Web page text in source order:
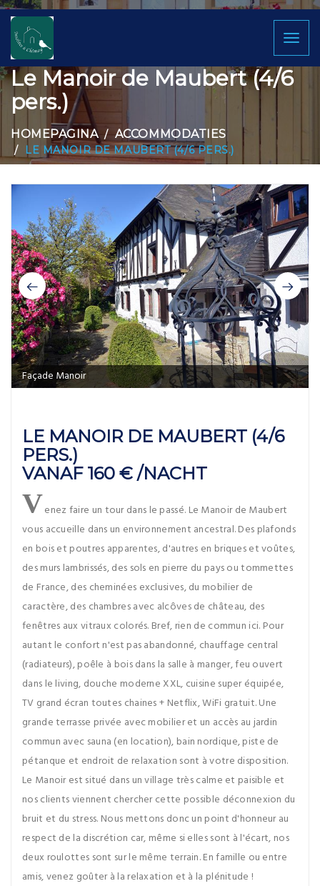
Le Manoir de Maubert (4/6
pers.)
HOMEPAGINA ACCOMMODATIES
LE MANOIR DE MAUBERT (4/6 PERS.)
Façade Manoir
LE MANOIR DE MAUBERT (4/6
PERS.)
VANAF 160 € /NACHT
Venez faire un tour dans le passé. Le Manoir de Maubert
vous accueille dans un environnement ancestral. Des plafonds
en bois et poutres apparentes, d'autres en briques et voûtes,
des murs lambrissés, des sols en pierre du pays ou tommettes
de France, des cheminées exclusives, du mobilier de
caractère, des chambres avec alcôves de château, des
fenêtres aux vitraux colorés. Bref, rien de commun ici. Pour
autant le confort n'est pas abandonné, chauffage central
(radiateurs), poêle à bois dans la salle à manger, feu ouvert
dans le living, douche moderne XXL, cuisine super équipée,
TV grand écran toutes chaines + Netflix, WiFi gratuit. Une
grande terrasse privée avec mobilier et un accès au jardin
commun avec sauna (en location), bain nordique, piste de
pétanque et endroit de relaxation sont à votre disposition.
Le Manoir est situé dans un village très calme et paisible et
nos clients viennent chercher cette possible déconnexion du
bruit et du stress. Nous mettons donc un point d'honneur au
respect de la discrétion car, même si elles sont à l'écart, nos
deux roulottes sont sur le même terrain. En famille ou entre
amis, venez goûter à la relaxation et à la plénitude !